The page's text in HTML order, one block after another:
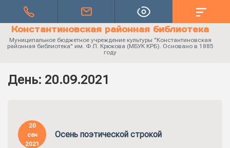
Константиновская районная библиотека
Муниципальное бюджетное учреждение культуры "Константиновская
районная библиотека" им. Ф.П. Крюкова (МБУК КРБ). Основано в 1885
году
День: 20.09.2021
20
сен
2021
Осень поэтической строкой